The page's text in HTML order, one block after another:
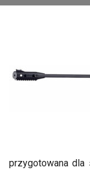
przygotowana dla